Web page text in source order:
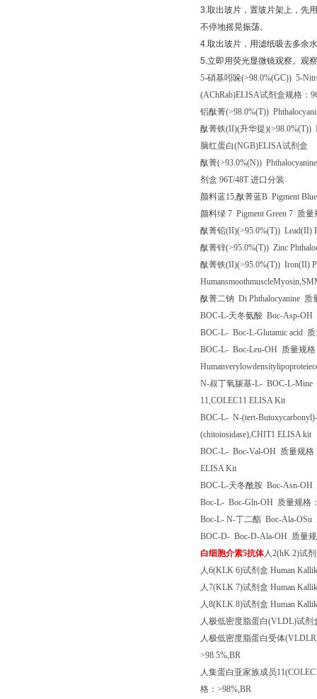
3.取出玻片，置玻片架上，先用
不停地摇晃振荡。
4.取出玻片，用滤纸吸去多余
5.立即用荧光显微镜观察。观
5-硝基吲哚(>98.0%(GC)) 5-
(AChRab)ELISA试剂盒规格：
铝酞菁(>98.0%(T))
酞菁铁(II)(升华提)(>98.0%(T))
脑红蛋白(NGB)ELISA试剂盒
酞菁(>93.0%(N))
剂盒 96T/48T 进口分装
颜料蓝15,酞菁蓝B Pigment
颜料绿 7 Pigment Green 7 质量
酞菁铅(II)(>95.0%(T)) Lead(II)
酞菁锌(>95.0%(T)) Zinc
酞菁铁(II)(>95.0%(T)) Iron(II)
酞菁二钠 Di Phthalocyanine 质
BOC-L-天冬氨酸 Boc-Asp-OH
BOC-L- Boc-L-Glutamic acid
BOC-L- Boc-Leu-OH 质量规
N-叔丁氧羰基-L- BOC-L-Mine
11,COLEC11 ELISA Kit
BOC-L- N-(tert-
(chitoiosidase),CHIT1 ELISA kit
BOC-L- Boc-Val-OH 质量规格
ELISA Kit
BOC-L-天冬酰胺 Boc-Asn-OH
Boc-L- Boc-Gln-OH 质量规格
Boc-L- N-丁二酯 Boc-Ala-OSu
BOC-D- Boc-D-Ala-OH 质量
白细胞介素5抗体人2(hK 2)试
人6(KLK 6)试剂盒 Human
人7(KLK 7)试剂盒 Human
人8(KLK 8)试剂盒 Human
人极低密度脂蛋白(VLDL)试剂
人极低密度脂蛋白受体
>98.5%,BR
人集蛋白亚家族成员
格： >98%,BR